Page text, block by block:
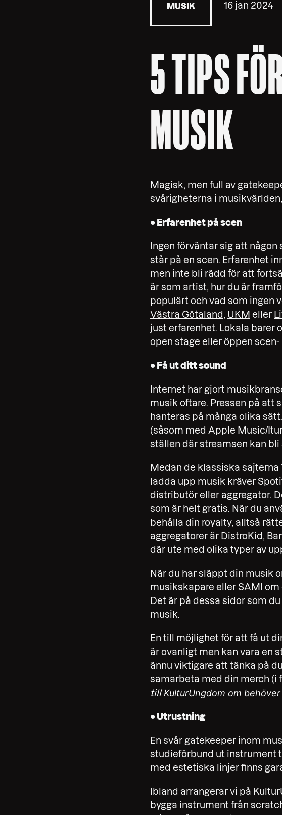
MUSIK 16 jan 2024
5 TIPS
MUSIK
Magisk, men full av
svårigheterna i
• Erfarenhet på scen
Ingen förväntar sig att
står på en scen. Erfarenhet
men inte bli rädd för att
är som artist, hur du är
populärt och vad som ingen
Västra Götaland , UKM eller
just erfarenhet. Lokala barer
open stage eller öppen scen-
• Få ut ditt sound
Internet har gjort
musik oftare. Pressen på att
hanteras på många olika
(såsom med Apple Music/
ställen där streamsen kan
Medan de klassiska
ladda upp musik kräver
distributör eller aggregator.
som är helt gratis. När du
behålla din royalty, alltså
aggregatorer är DistroKid,
där ute med olika typer av
När du har släppt din musik
musikskapare eller SAMI
om
Det är på dessa sidor som
musik.
En till möjlighet för att få ut
är ovanligt men kan vara en
ännu viktigare att tänka på
samarbeta med din merch (i
tillKulturUngdom om
• Utrustning
En svår gatekeeper inom
studieförbund ut instrument
med estetiska linjer finns
Ibland arrangerar vi på
bygga instrument från